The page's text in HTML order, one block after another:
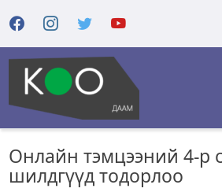
Онлайн тэмцээний 4-р
шилдгүүд тодорлоо